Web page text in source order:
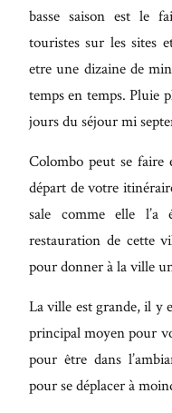
basse saison est le
touristes sur les sites
etre une dizaine de
temps en temps. Pluie
jours du séjour mi
Colombo peut se
départ de votre
sale comme elle l’a
restauration de cette
pour donner à la ville
La ville est grande, il y
principal moyen pour
pour être dans
pour se déplacer à